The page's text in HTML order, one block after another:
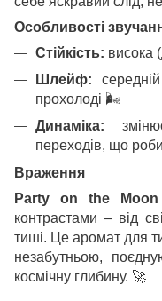
Особливості
Стійкість: висока
Шлейф:
прохолоді 🌬
Динаміка:
переходів, що
Враження
Party on the Moon
контрастами – від
тиші. Це аромат для
незабутньою,
космічну глибину. 🚀